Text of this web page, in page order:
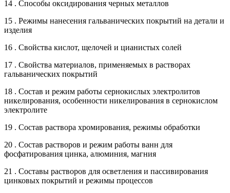
14 . Способы оксидирования черных металлов
15 . Режимы нанесения гальванических покрытий на детали и
изделия
16 . Свойства кислот, щелочей и цианистых солей
17 . Свойства материалов, применяемых в растворах
гальванических покрытий
18 . Состав и режим работы сернокислых электролитов
никелирования, особенности никелирования в сернокислом
электролите
19 . Состав раствора хромирования, режимы обработки
20 . Состав растворов и режим работы ванн для
фосфатирования цинка, алюминия, магния
21 . Составы растворов для осветления и пассивирования
цинковых покрытий и режимы процессов